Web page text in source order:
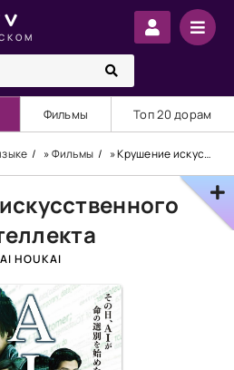
Фильмы Топ 20 дорам
»Фильмы » Крушение искусственного интеллекта
AI HOUKAI